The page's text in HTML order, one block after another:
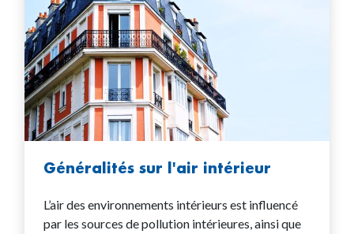
Généralités sur l'air intérieur
L’air des environnements intérieurs est influencé
par les sources de pollution intérieures, ainsi que